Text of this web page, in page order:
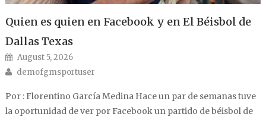
Quien es quien en Facebook y en El Béisbol de
Dallas Texas
Posted on
August 5, 2026
Author
demofgmsportuser
Por : Florentino García Medina Hace un par de semanas tuve
la oportunidad de ver por Facebook un partido de béisbol de